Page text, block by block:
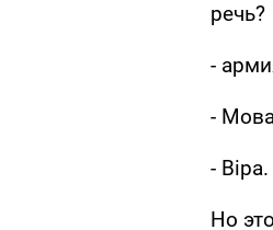
речь?
-
-
- Віра.
Но